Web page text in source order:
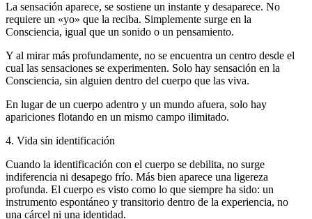
La sensación aparece, se sostiene un instante y desaparece. No
requiere un «yo» que la reciba. Simplemente surge en la
Consciencia, igual que un sonido o un pensamiento.
Y al mirar más profundamente, no se encuentra un centro desde el
cual las sensaciones se experimenten. Solo hay sensación en la
Consciencia, sin alguien dentro del cuerpo que las viva.
En lugar de un cuerpo adentro y un mundo afuera, solo hay
apariciones flotando en un mismo campo ilimitado.
4. Vida sin identificación
Cuando la identificación con el cuerpo se debilita, no surge
indiferencia ni desapego frío. Más bien aparece una ligereza
profunda. El cuerpo es visto como lo que siempre ha sido: un
instrumento espontáneo y transitorio dentro de la experiencia, no
una cárcel ni una identidad.